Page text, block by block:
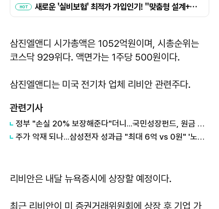
삼진엘앤디 시가총액은 1052억원이며, 시총순위는
코스닥 929위다. 액면가는 1주당 500원이다.
삼진엘앤디는 미국 전기차 업체 리비안 관련주다.
관련기사
정부 "손실 20% 보장해준다"더니...국민성장펀드, 원금 손실 시작됐다
주가 악재 되나...삼성전자 성과급 "최대 6억 vs 0원" '노노갈등' 터진 이유
리비안은 내달 뉴욕증시에 상장할 예정이다.
최근 리비안이 미 증권거래위원회에 상장 후 기업 가